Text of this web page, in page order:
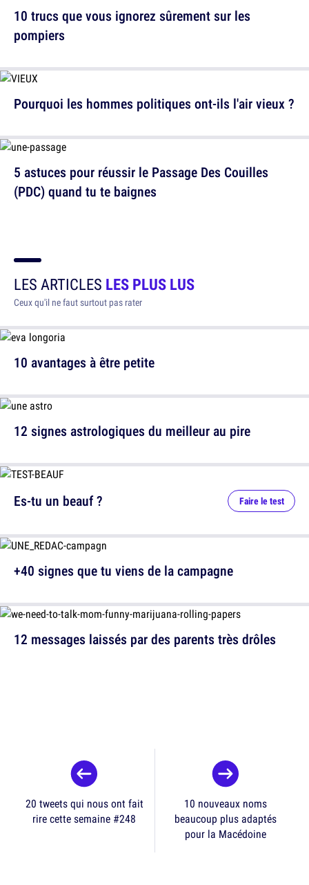
Pourquoi les hommes politiques ont-ils l'air vieux ?
10 trucs que vous ignorez sûrement sur les
pompiers
5 astuces pour réussir le Passage Des Couilles
(PDC) quand tu te baignes
LES ARTICLES LES PLUS LUS
Ceux qu'il ne faut surtout pas rater
10 avantages à être petite
12 signes astrologiques du meilleur au pire
12 messages laissés par des parents très drôles
Es-tu un beauf ? Faire le test
+40 signes que tu viens de la campagne
20 tweets qui nous ont fait
rire cette semaine #248
10 nouveaux noms
beaucoup plus adaptés
pour la Macédoine